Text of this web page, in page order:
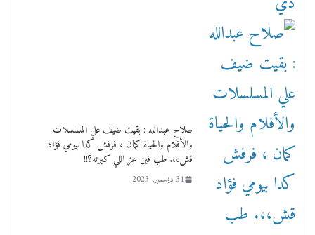
صلاح عبدالله : بقيت ضيف علي المسلسلات
والأفلام والحياة كمان ، فرفش كدا بيومي فؤاد
قش،،. طب فين عز اللي كبرته؟!!
31 ديسمبر، 2023